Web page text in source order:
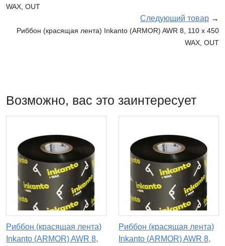
WAX, OUT
Следующий товар →
Риббон (красящая лента) Inkanto (ARMOR) AWR 8, 110 х 450
WAX, OUT
Возможно, вас это заинтересует
Риббон (красящая лента)
Inkanto (ARMOR) AWR 8,
Риббон (красящая лента)
Inkanto (ARMOR) AWR 8,